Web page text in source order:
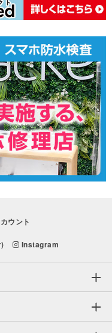
ウント
Instagram